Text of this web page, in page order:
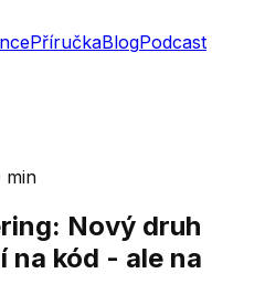
PříručkaBlogPodcast
min
Nový druh
na kód - ale na